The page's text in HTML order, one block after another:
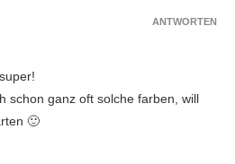
schon ganz oft solche farben, will
🙂
ANTWORTEN